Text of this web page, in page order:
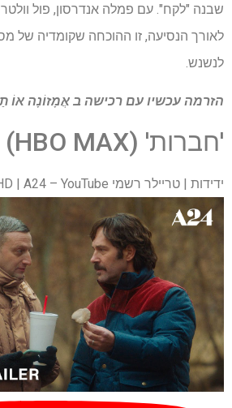
שבנה "לקח". עם פמלה אנדרסון, פול וולטר
לאורך הנסיעה, זו ההוכחה שקומדיה של
לנשנש.
הזרמה עכשיו עם רכישה ב אֲמָזוֹנָה אוֹ
'חברות' (HBO MAX)
ידידות | טריילר רשמי HD | A24 – YouTube